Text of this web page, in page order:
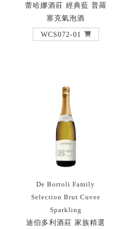
蕾哈娜酒莊 經典藍 普羅
塞克氣泡酒
WCS072-01
De Bortoli Family
Selection Brut Cuvee
Sparkling
迪伯多利酒莊 家族精選